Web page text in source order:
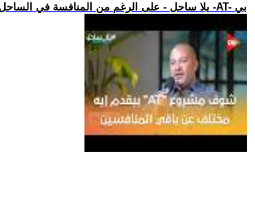
.. يلا ساحل - على الرغم من المنافسة في الساحل شوف مشروع -AT- بي